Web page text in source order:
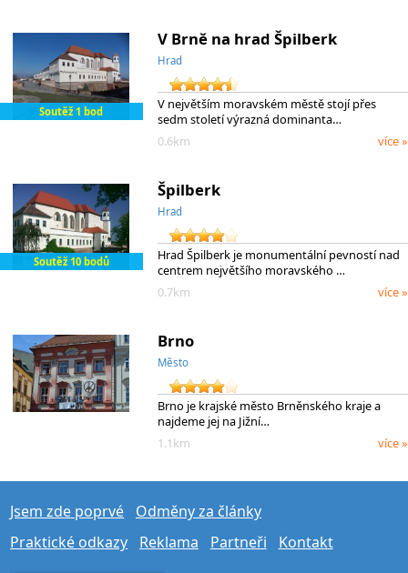
Soutěž 1 bod
V Brně na hrad Špilberk
Hrad
V největším moravském městě stojí přes
sedm století výrazná dominanta…
0.6km
více »
Soutěž 10 bodů
Špilberk
Hrad
Hrad Špilberk je monumentální pevností nad
centrem největšího moravského …
0.7km
více »
Brno
Město
Brno je krajské město Brněnského kraje a
najdeme jej na Jižní…
1.1km
více »
Jsem zde poprvé
Odměny za články
Praktické odkazy
Reklama Partneři Kontakt